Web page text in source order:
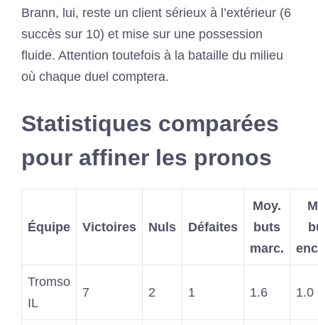
Brann, lui, reste un client sérieux à l’extérieur (6
succès sur 10) et mise sur une possession
fluide. Attention toutefois à la bataille du milieu
où chaque duel comptera.
Statistiques comparées
pour affiner les pronos
Équipe Victoires Nuls Défaites
Moy.
buts
marc.
Tromso
IL
7 2 1 1.6 1.0